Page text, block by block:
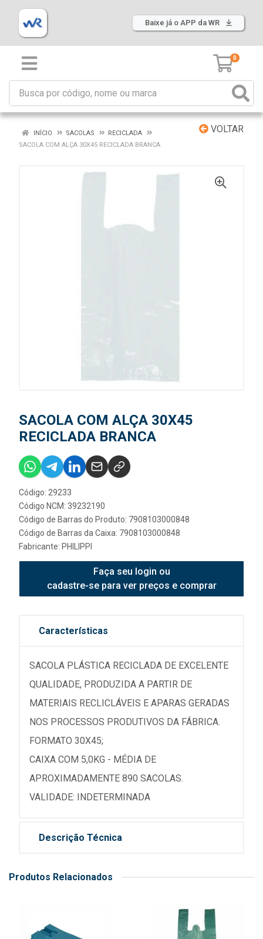
Baixe já o APP da WR
0
VOLTAR
INÍCIO SACOLAS
RECICLADA
SACOLA COM ALÇA 30X45 RECICLADA BRANCA
SACOLA COM ALÇA 30X45
RECICLADA BRANCA
Código: 29233
Código NCM: 39232190
Código de Barras do Produto: 7908103000848
Código de Barras da Caixa: 7908103000848
Fabricante: PHILIPPI
Faça seu login ou
cadastre-se para ver preços e comprar
Características
SACOLA PLÁSTICA RECICLADA DE EXCELENTE
QUALIDADE, PRODUZIDA A PARTIR DE
MATERIAIS RECLICLÁVEIS E APARAS GERADAS
NOS PROCESSOS PRODUTIVOS DA FÁBRICA.
FORMATO 30X45;
CAIXA COM 5,0KG - MÉDIA DE
APROXIMADAMENTE 890 SACOLAS.
VALIDADE: INDETERMINADA
Descrição Técnica
Produtos Relacionados